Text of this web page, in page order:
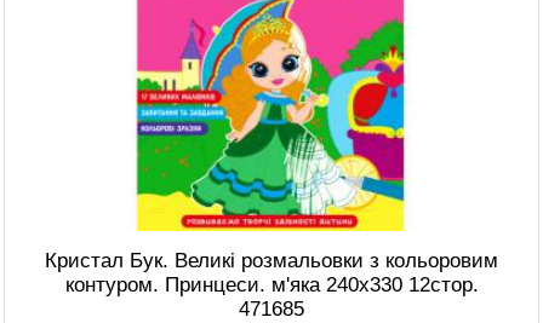
Кристал Бук. Великі розмальовки з кольоровим
контуром. Принцеси. м'яка 240х330 12стор.
471685